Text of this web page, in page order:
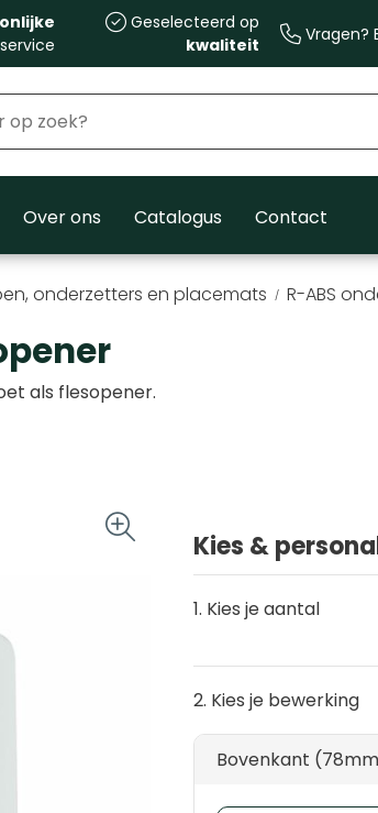
service
Geselecteerd op
kwaliteit
Vragen?
Over ons Catalogus Contact
onderzetters en placemats R-ABS
als flesopener.
Kies &
1. Kies je aantal
2. Kies je bewerking
Bovenkant